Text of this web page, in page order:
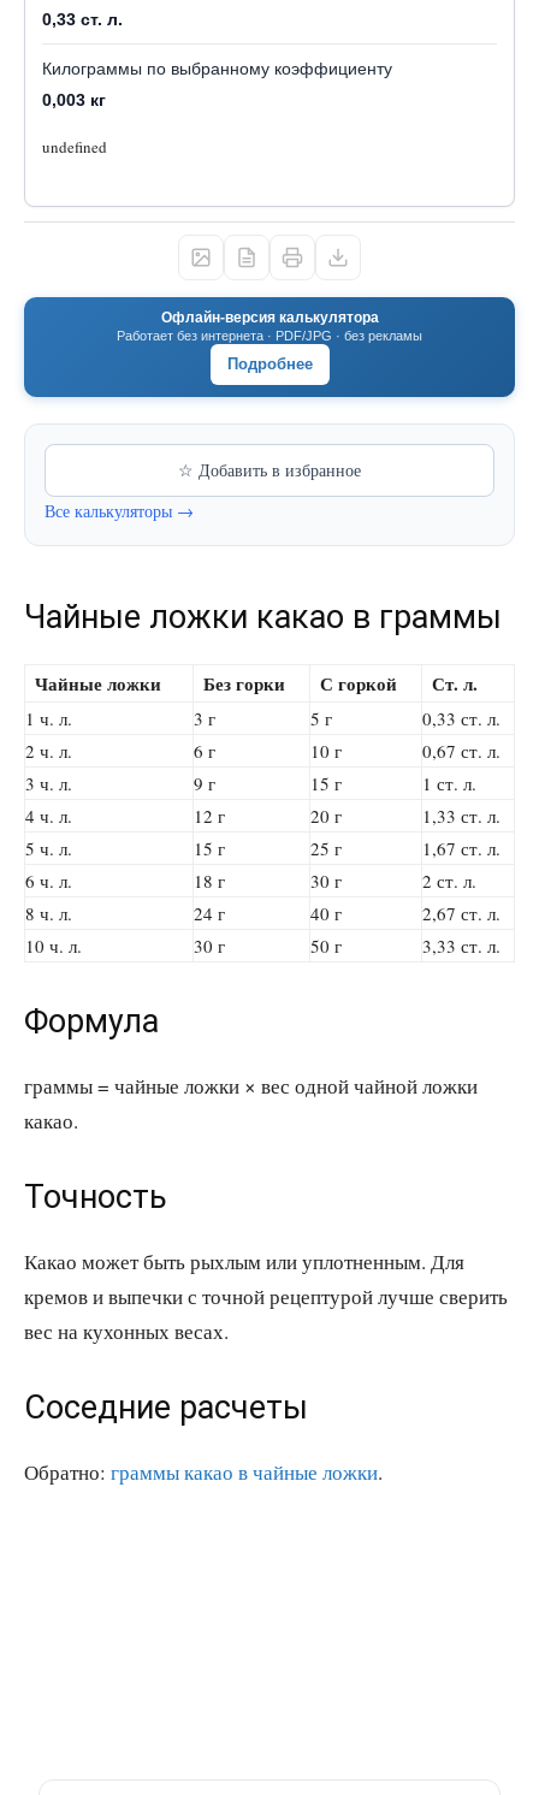
0,33 ст. л.
Килограммы по выбранному коэффициенту
0,003 кг
undefined
Офлайн-версия калькулятора
Работает без интернета · PDF/JPG · без рекламы
Подробнее
☆ Добавить в избранное
Все калькуляторы →
Чайные ложки какао в граммы
Чайные ложки Без горки С горкой Ст. л.
1 ч. л. 3 г 5 г
0,33 ст. л.
2 ч. л.
6 г 10 г
0,67 ст. л.
3 ч. л.
9 г 15 г
1 ст. л.
4 ч. л.
12 г 20 г
1,33 ст. л.
5 ч. л.
15 г 25 г
1,67 ст. л.
6 ч. л.
18 г 30 г
2 ст. л.
8 ч. л.
24 г 40 г
2,67 ст. л.
10 ч. л.
30 г 50 г 3,33 ст. л.
Формула
граммы = чайные ложки × вес одной чайной ложки
какао.
Точность
Какао может быть рыхлым или уплотненным. Для
кремов и выпечки с точной рецептурой лучше сверить
вес на кухонных весах.
Соседние расчеты
Обратно: граммы какао в чайные ложки.